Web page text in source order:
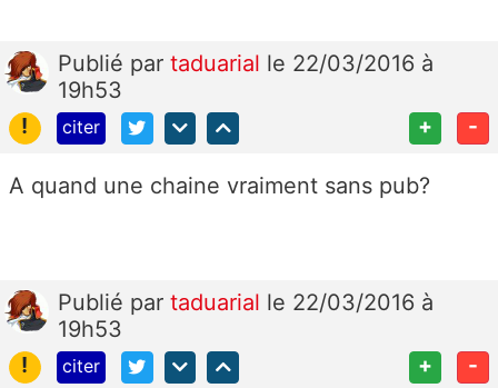
Publié par taduarial le 22/03/2016 à
19h53
!
citer + -
A quand une chaine vraiment sans pub?
Publié par taduarial le 22/03/2016 à
19h53
!
citer + -